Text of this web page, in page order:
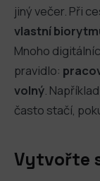
jiný večer. Při
vlastní
Mnoho
pravidlo:
volný .
často stačí,
Vytvořte